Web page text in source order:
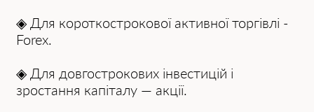
◈ Для короткострокової активної торгівлі -
Forex.
◈ Для довгострокових інвестицій і
зростання капіталу — акції.